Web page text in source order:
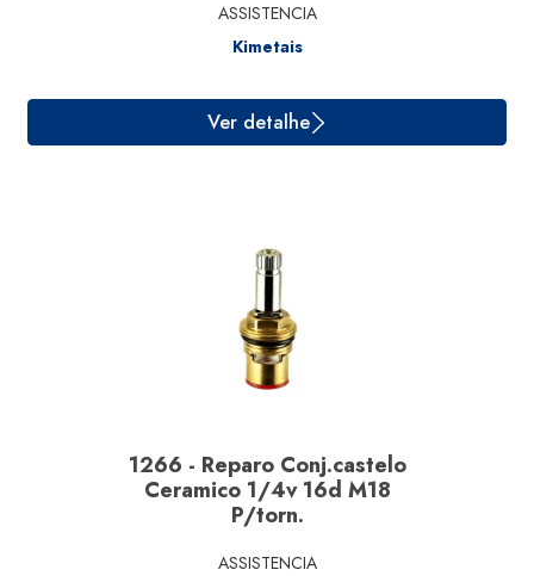
Ver detalhe
ASSISTENCIA
Kimetais
1266 - Reparo Conj.castelo
Ceramico 1/4v 16d M18
P/torn.
ASSISTENCIA